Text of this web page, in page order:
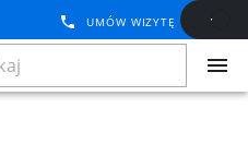
UMÓW WIZYTĘ